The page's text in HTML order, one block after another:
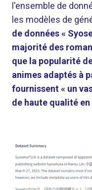
l'ensemble de
les modèles de
de données «
majorité des
que la popularité
animes adaptés à
fournissent « un
de haute qualité